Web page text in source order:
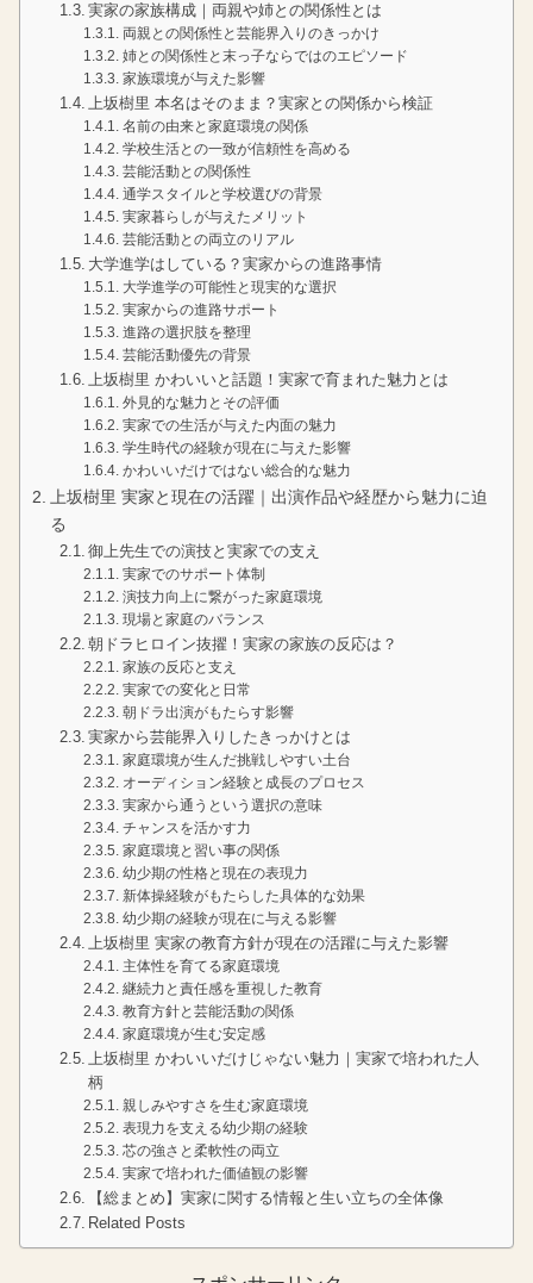
実家の家族構成｜両親や姉との関係性とは
両親との関係性と芸能界入りのきっかけ
姉との関係性と末っ子ならではのエピソード
家族環境が与えた影響
上坂樹里 本名はそのまま？実家との関係から検証
名前の由来と家庭環境の関係
学校生活との一致が信頼性を高める
芸能活動との関係性
通学スタイルと学校選びの背景
実家暮らしが与えたメリット
芸能活動との両立のリアル
大学進学はしている？実家からの進路事情
大学進学の可能性と現実的な選択
実家からの進路サポート
進路の選択肢を整理
芸能活動優先の背景
上坂樹里 かわいいと話題！実家で育まれた魅力とは
外見的な魅力とその評価
実家での生活が与えた内面の魅力
学生時代の経験が現在に与えた影響
かわいいだけではない総合的な魅力
上坂樹里 実家と現在の活躍｜出演作品や経歴から魅力に迫
る
御上先生での演技と実家での支え
実家でのサポート体制
演技力向上に繋がった家庭環境
現場と家庭のバランス
朝ドラヒロイン抜擢！実家の家族の反応は？
家族の反応と支え
実家での変化と日常
朝ドラ出演がもたらす影響
実家から芸能界入りしたきっかけとは
家庭環境が生んだ挑戦しやすい土台
オーディション経験と成長のプロセス
実家から通うという選択の意味
チャンスを活かす力
家庭環境と習い事の関係
幼少期の性格と現在の表現力
新体操経験がもたらした具体的な効果
幼少期の経験が現在に与える影響
上坂樹里 実家の教育方針が現在の活躍に与えた影響
主体性を育てる家庭環境
継続力と責任感を重視した教育
教育方針と芸能活動の関係
家庭環境が生む安定感
上坂樹里 かわいいだけじゃない魅力｜実家で培われた人
柄
親しみやすさを生む家庭環境
表現力を支える幼少期の経験
芯の強さと柔軟性の両立
実家で培われた価値観の影響
【総まとめ】実家に関する情報と生い立ちの全体像
Related Posts